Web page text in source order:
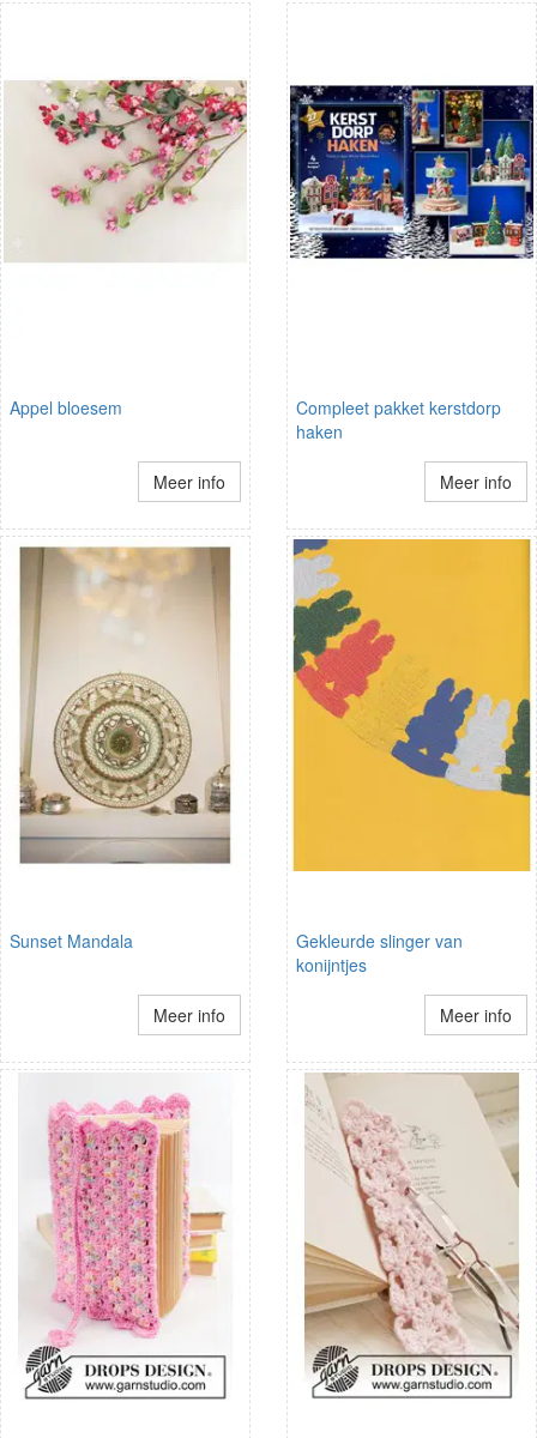
Appel bloesem
Meer info
Compleet pakket kerstdorp
haken
Meer info
Sunset Mandala
Meer info
Gekleurde slinger van
konijntjes
Meer info